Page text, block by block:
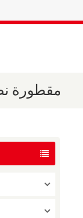
مقطورة